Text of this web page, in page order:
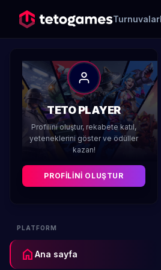
Turnuvalar
TETO PLAYER
Profilini oluştur, rekabete katıl,
yeteneklerini göster ve ödüller
kazan!
PROFILINI OLUŞTUR
PLATFORM
home Ana sayfa